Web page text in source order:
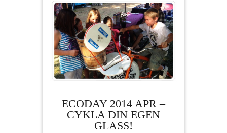
ECODAY 2014 APR –
CYKLA DIN EGEN
GLASS!